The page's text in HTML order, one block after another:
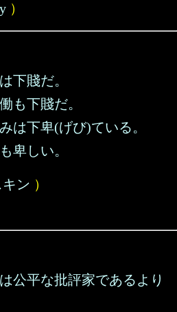
）
下賤だ。
も下賤だ。
は下卑(げび)ている。
卑しい。
ン ）
公平な批評家であるより